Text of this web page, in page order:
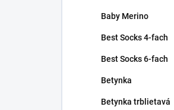
Baby Merino
Best Socks 4-fach
Best Socks 6-fach
Betynka
Betynka trblietavá